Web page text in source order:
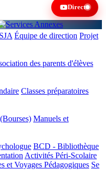
Direct
Équipe de direction Projet
des parents d'élèves
Classes préparatoires
Manuels et
BCD - Bibliothèque
Activités Péri-Scolaire
et Voyages Pédagogiques Se